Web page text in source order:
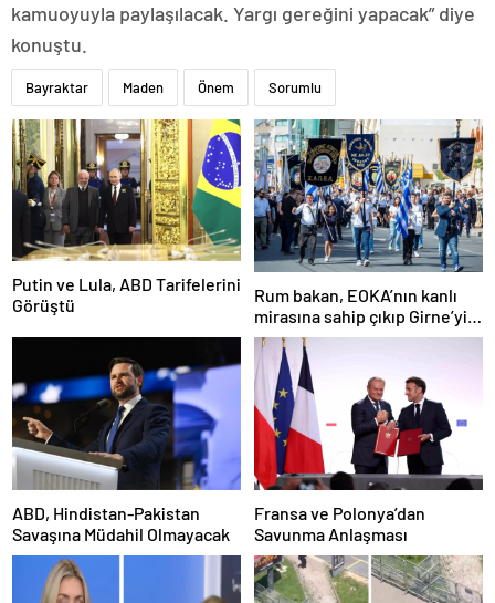
kamuoyuyla paylaşılacak. Yargı gereğini yapacak” diye
konuştu.
Bayraktar Maden Önem Sorumlu
Putin ve Lula, ABD Tarifelerini
Görüştü
Rum bakan, EOKA’nın kanlı
mirasına sahip çıkıp Girne’yi
hedef gösterdi
ABD, Hindistan-Pakistan
Savaşına Müdahil Olmayacak
Fransa ve Polonya’dan
Savunma Anlaşması